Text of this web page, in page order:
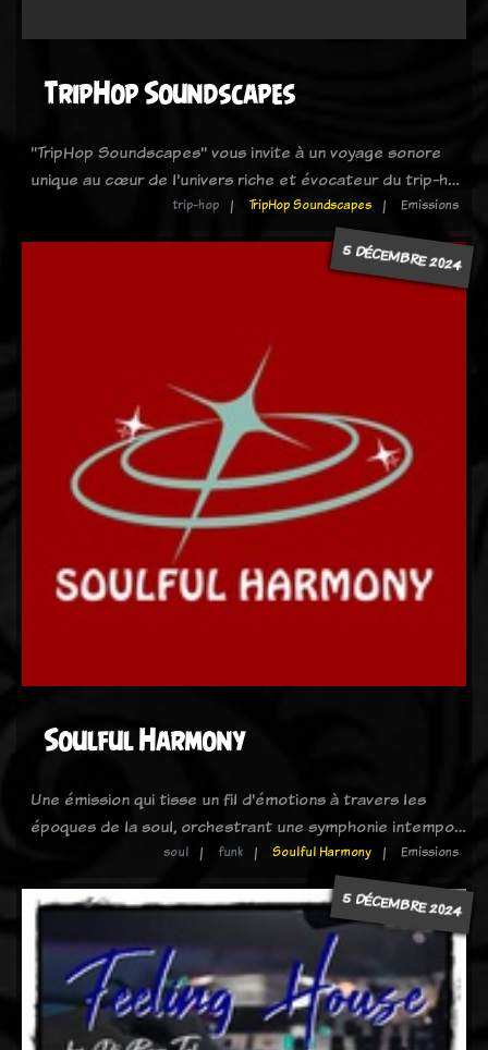
TripHop Soundscapes
"TripHop Soundscapes" vous invite à un voyage sonore
unique au cœur de l'univers riche et évocateur du trip-h…
trip-hop TripHop Soundscapes Emissions
5 DÉCEMBRE 2024
Soulful Harmony
Une émission qui tisse un fil d'émotions à travers les
époques de la soul, orchestrant une symphonie intempo…
soul funk Soulful Harmony Emissions
5 DÉCEMBRE 2024